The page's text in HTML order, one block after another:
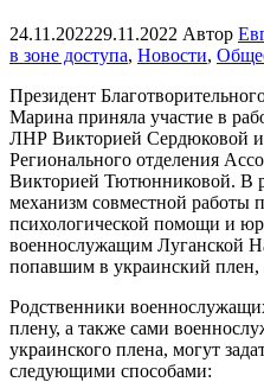
24.11.202229.11.2022 Автор
в зоне доступа, Новости,
Президент
Марина приняла участие в
ЛНР Викторией Сердюковой и
Регионального отделения
Викторией Тютюнниковой. В
механизм совместной работы
психологической помощи и
военнослужащим Луганской
попавшим в украинский плен,
Родственники
плену, а также сами
украинского плена, могут
следующими способами: